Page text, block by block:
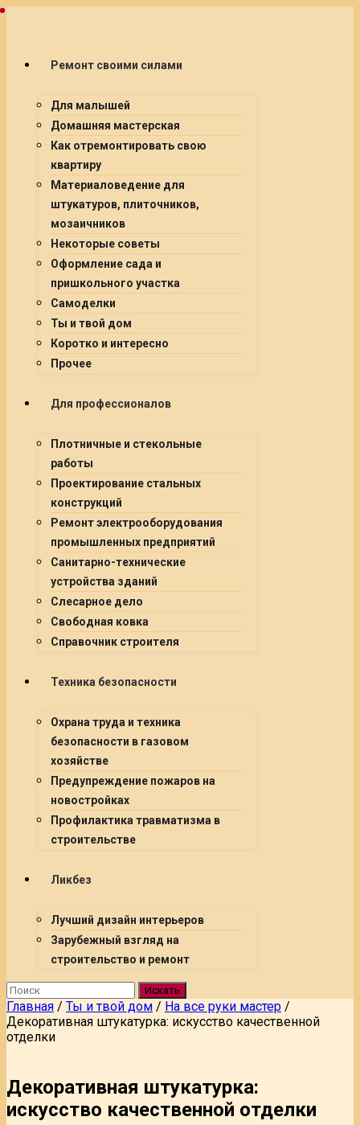
Ремонт своими силами
Для малышей
Домашняя мастерская
Как отремонтировать свою
квартиру
Материаловедение для
штукатуров, плиточников,
мозаичников
Некоторые советы
Оформление сада и
пришкольного участка
Самоделки
Ты и твой дом
Коротко и интересно
Прочее
Для профессионалов
Плотничные и стекольные
работы
Проектирование стальных
конструкций
Ремонт электрооборудования
промышленных предприятий
Санитарно-технические
устройства зданий
Слесарное дело
Свободная ковка
Справочник строителя
Техника безопасности
Охрана труда и техника
безопасности в газовом
хозяйстве
Предупреждение пожаров на
новостройках
Профилактика травматизма в
строительстве
Ликбез
Лучший дизайн интерьеров
Зарубежный взгляд на
строительство и ремонт
Искать
Главная / Ты и твой дом / На все руки мастер /
Декоративная штукатурка: искусство качественной
отделки
Декоративная штукатурка:
искусство качественной отделки